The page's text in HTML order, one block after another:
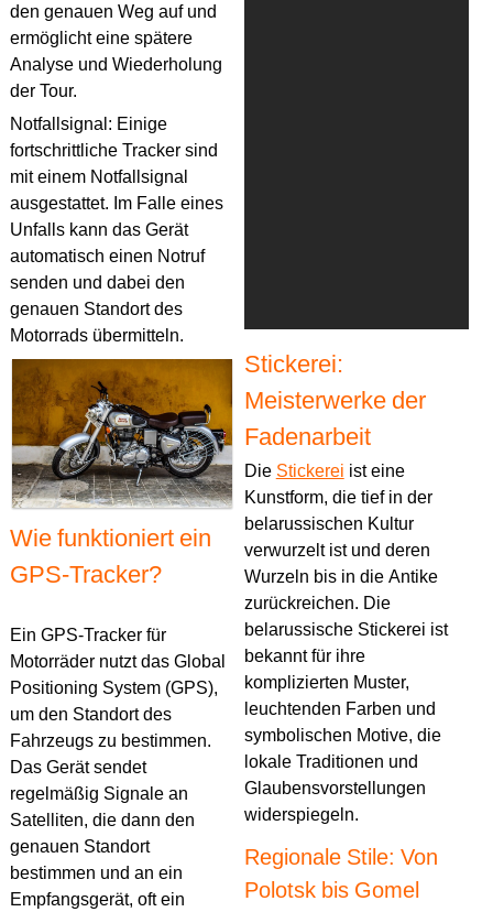
den genauen Weg auf und
ermöglicht eine spätere
Analyse und Wiederholung
der Tour.
Notfallsignal: Einige
fortschrittliche Tracker sind
mit einem Notfallsignal
ausgestattet. Im Falle eines
Unfalls kann das Gerät
automatisch einen Notruf
senden und dabei den
genauen Standort des
Motorrads übermitteln.
Wie funktioniert ein
GPS-Tracker?
Ein GPS-Tracker für
Motorräder nutzt das Global
Positioning System (GPS),
um den Standort des
Fahrzeugs zu bestimmen.
Das Gerät sendet
regelmäßig Signale an
Satelliten, die dann den
genauen Standort
bestimmen und an ein
Empfangsgerät, oft ein
Stickerei:
Meisterwerke der
Fadenarbeit
Die Stickerei ist eine
Kunstform, die tief in der
belarussischen Kultur
verwurzelt ist und deren
Wurzeln bis in die Antike
zurückreichen. Die
belarussische Stickerei ist
bekannt für ihre
komplizierten Muster,
leuchtenden Farben und
symbolischen Motive, die
lokale Traditionen und
Glaubensvorstellungen
widerspiegeln.
Regionale Stile: Von
Polotsk bis Gomel